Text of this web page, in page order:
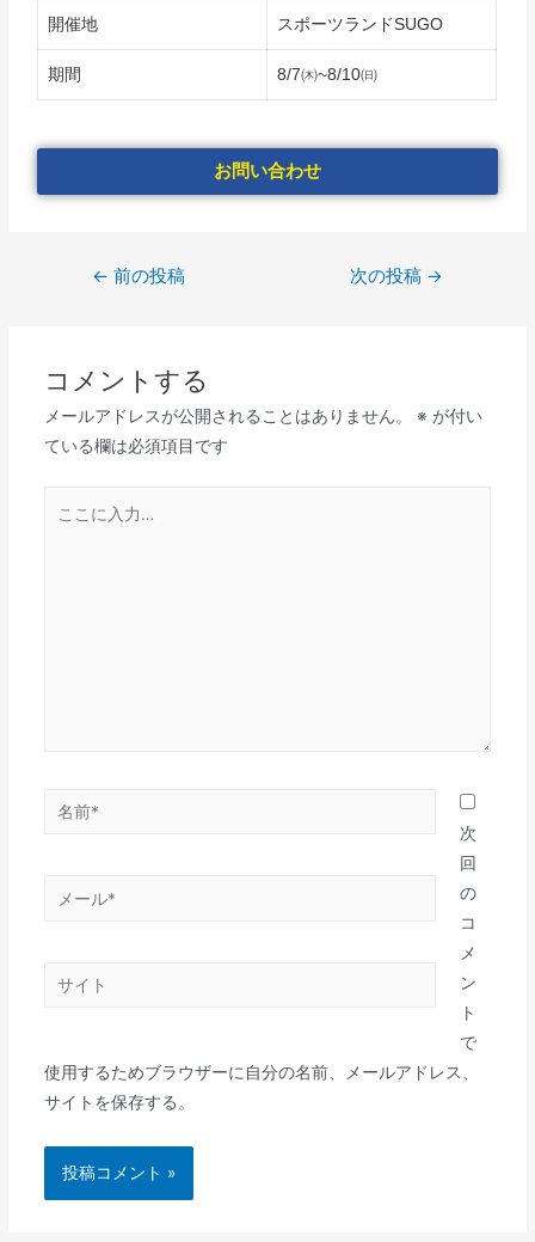
開催地 スポーツランドSUGO
期間 8/7㈭~8/10㈰
お問い合わせ
← 前の投稿 次の投稿 →
コメントする
メールアドレスが公開されることはありません。 ※ が付い
ている欄は必須項目です
次
回
の
コ
メ
ン
ト
で
使用するためブラウザーに自分の名前、メールアドレス、
サイトを保存する。